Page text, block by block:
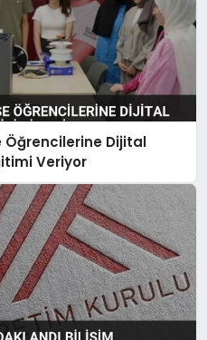
Öğrencilerine Dijital
Veriyor